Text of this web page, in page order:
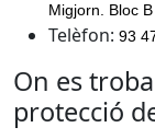
Migjorn. Bloc
Telèfon: 93
On es
protecció